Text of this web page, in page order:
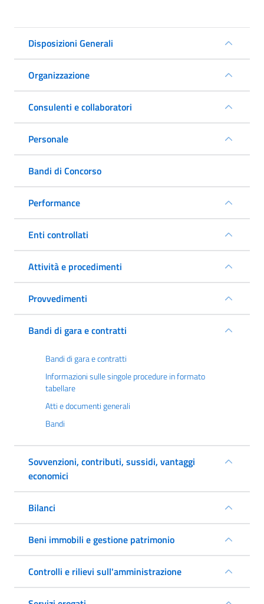
Disposizioni Generali
Organizzazione
Consulenti e collaboratori
Personale
Bandi di Concorso
Performance
Enti controllati
Attività e procedimenti
Provvedimenti
Bandi di gara e contratti
Bandi di gara e contratti
Informazioni sulle singole procedure in formato
tabellare
Atti e documenti generali
Bandi
Sovvenzioni, contributi, sussidi, vantaggi
economici
Bilanci
Beni immobili e gestione patrimonio
Controlli e rilievi sull'amministrazione